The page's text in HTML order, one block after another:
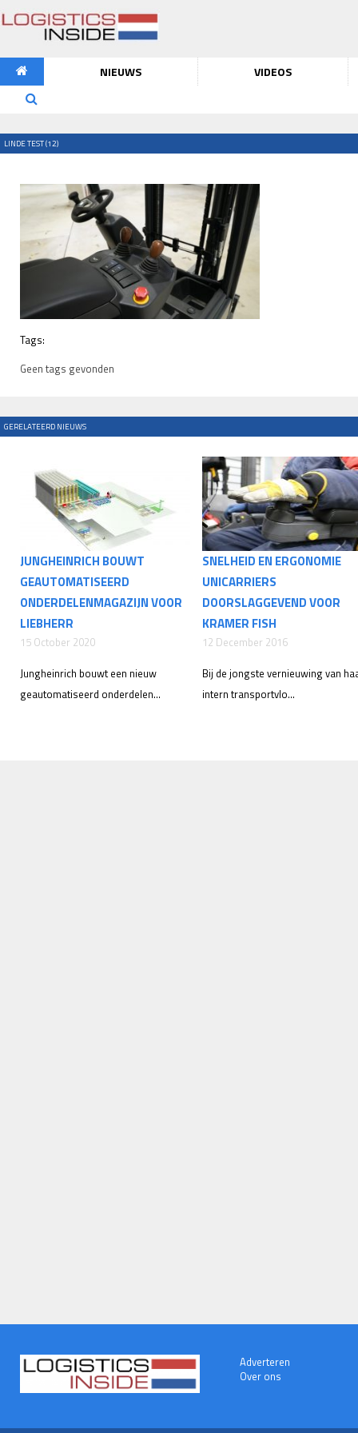
NIEUWS VIDEOS
LINDE TEST (12)
Tags:
Geen tags gevonden
GERELATEERD NIEUWS
JUNGHEINRICH BOUWT
GEAUTOMATISEERD
ONDERDELENMAGAZIJN VOOR
LIEBHERR
15 October 2020
Jungheinrich bouwt een nieuw
geautomatiseerd onderdelen...
SNELHEID EN ERGONOMIE
UNICARRIERS
DOORSLAGGEVEND VOOR
KRAMER FISH
12 December 2016
Bij de jongste vernieuwing van
intern transportvlo...
Adverteren
Over ons